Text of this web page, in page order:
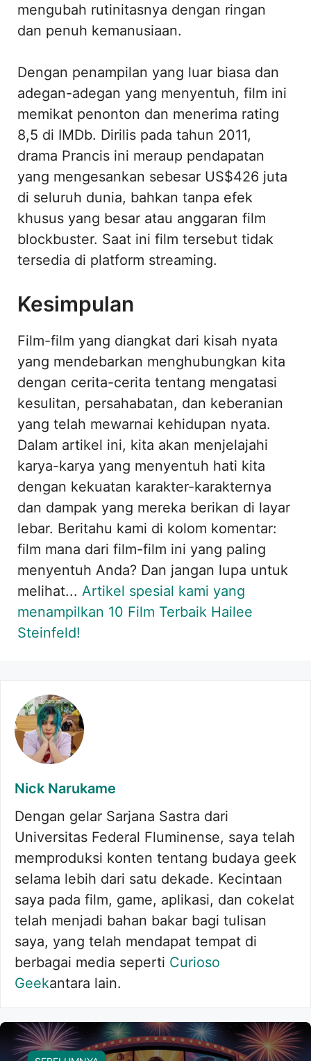
mengubah rutinitasnya dengan ringan
dan penuh kemanusiaan.
Dengan penampilan yang luar biasa dan
adegan-adegan yang menyentuh, film ini
memikat penonton dan menerima rating
8,5 di IMDb. Dirilis pada tahun 2011,
drama Prancis ini meraup pendapatan
yang mengesankan sebesar US$426 juta
di seluruh dunia, bahkan tanpa efek
khusus yang besar atau anggaran film
blockbuster. Saat ini film tersebut tidak
tersedia di platform streaming.
Kesimpulan
Film-film yang diangkat dari kisah nyata
yang mendebarkan menghubungkan kita
dengan cerita-cerita tentang mengatasi
kesulitan, persahabatan, dan keberanian
yang telah mewarnai kehidupan nyata.
Dalam artikel ini, kita akan menjelajahi
karya-karya yang menyentuh hati kita
dengan kekuatan karakter-karakternya
dan dampak yang mereka berikan di layar
lebar. Beritahu kami di kolom komentar:
film mana dari film-film ini yang paling
menyentuh Anda? Dan jangan lupa untuk
melihat... Artikel spesial kami yang
menampilkan 10 Film Terbaik Hailee
Steinfeld!
Nick Narukame
Dengan gelar Sarjana Sastra dari
Universitas Federal Fluminense, saya telah
memproduksi konten tentang budaya geek
selama lebih dari satu dekade. Kecintaan
saya pada film, game, aplikasi, dan cokelat
telah menjadi bahan bakar bagi tulisan
saya, yang telah mendapat tempat di
berbagai media seperti Curioso
Geekantara lain.